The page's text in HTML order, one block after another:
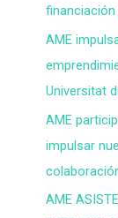
AME
Universitat
AME
impulsar
AME